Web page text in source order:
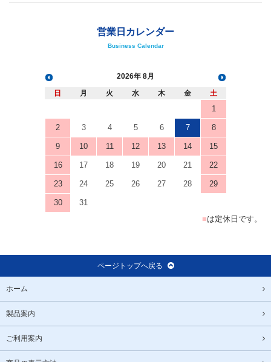
営業日カレンダー
Business Calendar
2026 8月
日 月 火 水 木 金 土
1
2 3 4 5 6 7 8
9 10 11 12 13 14 15
16 17 18 19 20 21 22
23 24 25 26 27 28 29
30
31
■は定休日です。
ページトップへ戻る
ホーム
製品案内
ご利用案内